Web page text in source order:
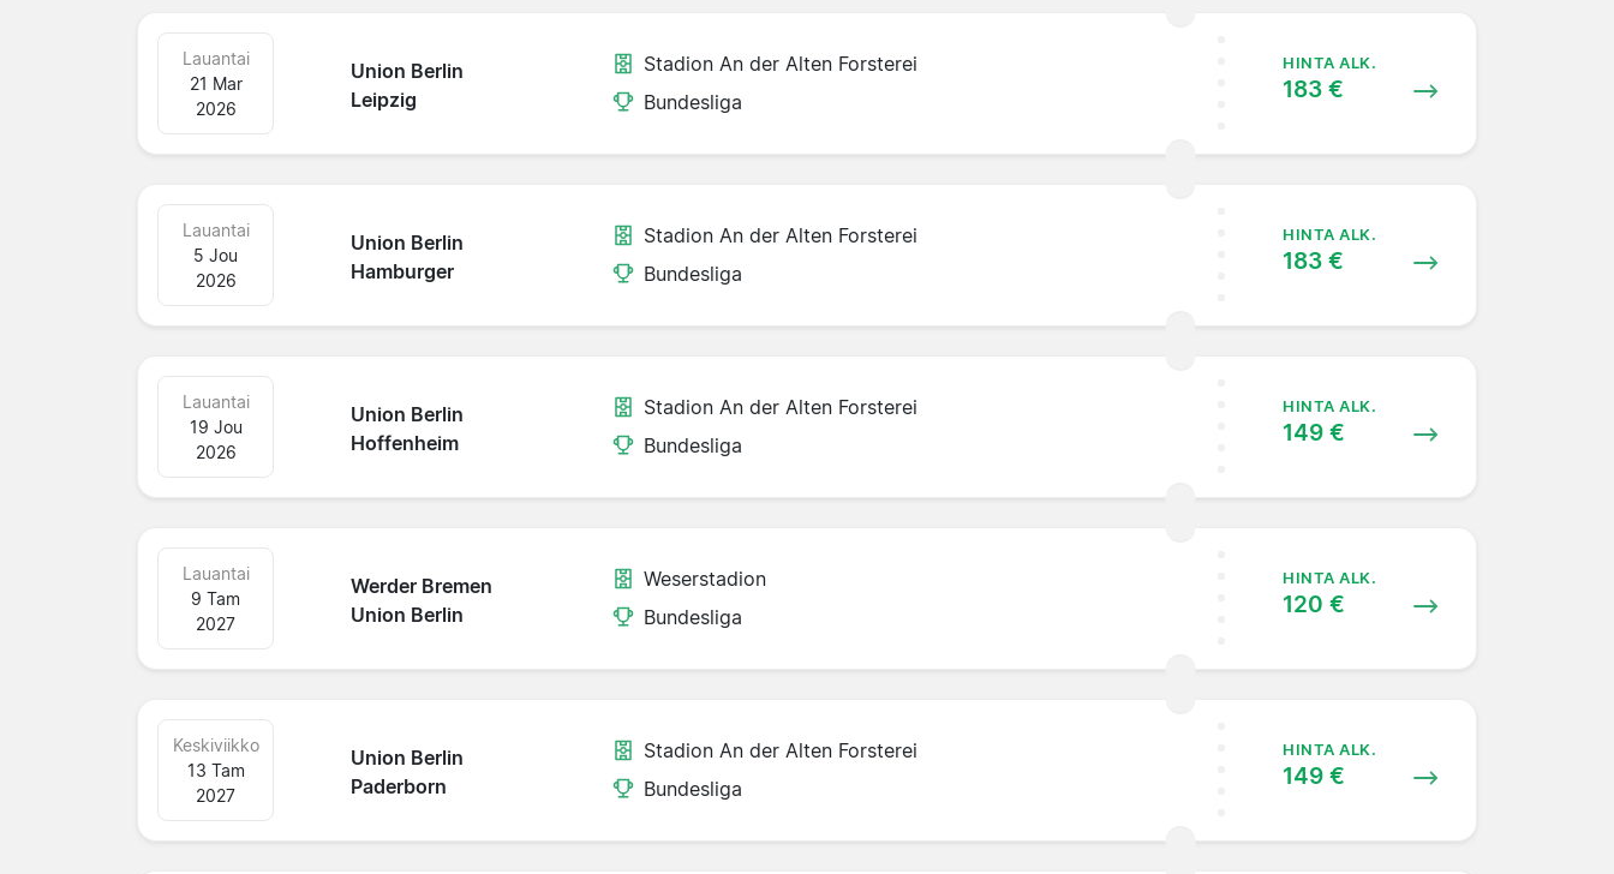
Union Berlin
Leipzig
Lauantai
21 Mar
2026
Stadion An der Alten Forsterei
Bundesliga
HINTA ALK.
183 €
Union Berlin
Hamburger
Lauantai
5 Jou
2026
Stadion An der Alten Forsterei
Bundesliga
HINTA ALK.
183 €
Union Berlin
Hoffenheim
Lauantai
19 Jou
2026
Stadion An der Alten Forsterei
Bundesliga
HINTA ALK.
149 €
Werder Bremen
Union Berlin
Lauantai
9 Tam
2027
Weserstadion
Bundesliga
HINTA ALK.
120 €
Union Berlin
Paderborn
Keskiviikko
13 Tam
2027
Stadion An der Alten Forsterei
Bundesliga
HINTA ALK.
149 €